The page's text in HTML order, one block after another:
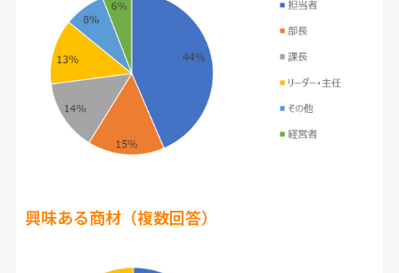
興味ある商材（複数回答）